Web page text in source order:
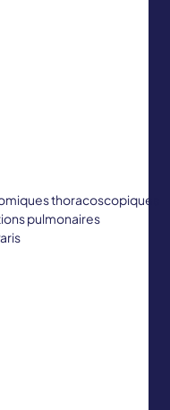
thoracoscopiques
pulmonaires